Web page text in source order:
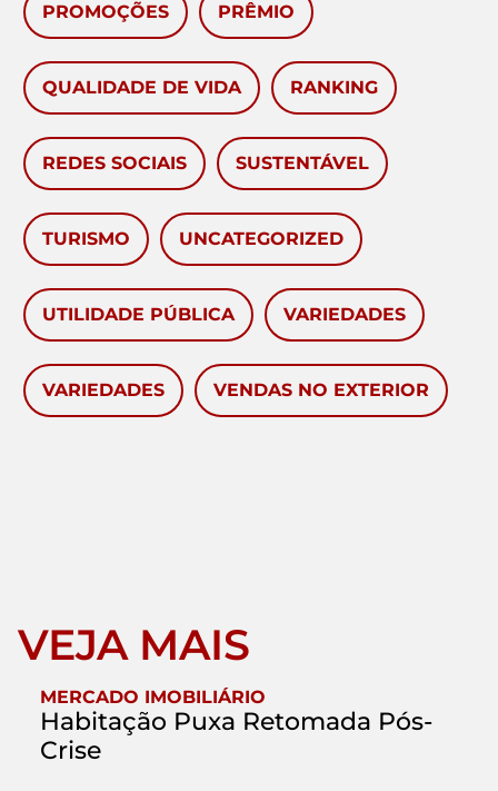
PROMOÇÕES PRÊMIO
QUALIDADE DE VIDA RANKING
REDES SOCIAIS SUSTENTÁVEL
TURISMO UNCATEGORIZED
UTILIDADE PÚBLICA VARIEDADES
VARIEDADES VENDAS NO EXTERIOR
VEJA MAIS
MERCADO IMOBILIÁRIO
Habitação Puxa Retomada Pós-
Crise